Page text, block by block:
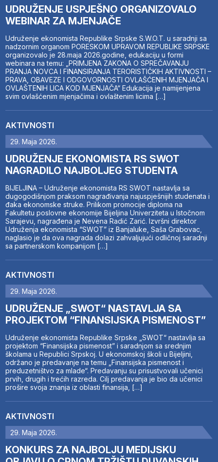
UDRUŽENJE USPJEŠNO ORGANIZOVALO
WEBINAR ZA MJENJAČE
Udruženje ekonomista Republike Srpske S.W.O.T. u saradnji sa
nadzornim organom PORESKOM UPRAVOM REPUBLIKE SRPSKE
organizovalo je 28.maja 2026.godine, edukaciju u formi
webinara na temu: „PRIMJENA ZAKONA O SPREČAVANJU
PRANJA NOVCA I FINANSIRANJA TERORISTIČKIH AKTIVNOSTI –
PRAVA, OBAVEZE I ODGOVORNOSTI OVLAŠĆENIH MJENJAČA I
OVLAŠTENIH LICA KOD MJENJAČA“ Edukacija je namijenjena
svim ovlašćenim mjenjačima i ovlaštenim licima […]
AKTIVNOSTI
29. Maja 2026.
UDRUŽENJE EKONOMISTA RS SWOT
NAGRADILO NAJBOLJEG STUDENTA
BIJELJINA – Udruženje ekonomista RS SWOT nastavlja sa
dugogodišnjom praksom nagrađivanja najuspješnijih studenata i
đaka ekonomske struke. Prilikom promocije diploma na
Fakultetu poslovne ekonomije Bijeljina Univerziteta u Istočnom
Sarajevu, nagrađena je Nevena Radić Zarić. Izvršni direktor
Udruženja ekonomista “SWOT” iz Banjaluke, Saša Grabovac,
naglasio je da ova nagrada dolazi zahvaljujući odličnoj saradnji
sa partnerskom kompanijom […]
AKTIVNOSTI
29. Maja 2026.
UDRUŽENJE „SWOT“ NASTAVLJA SA
PROJEKTOM “FINANSIJSKA PISMENOST”
Udruženje ekonomista Republike Srpske „SWOT“ nastavlja sa
projektom “Finansijska pismenost” i saradnjom sa srednjim
školama u Republici Srpskoj. U ekonomskoj školi u Bijeljini,
održano je predavanje na temu „Finansijska pismenost i
preduzetništvo za mlade“. Predavanju su prisustvovali učenici
prvih, drugih i trećih razreda. Cilj predavanja je bio da učenici
prošire svoja znanja iz oblasti finansija, […]
AKTIVNOSTI
29. Maja 2026.
KONKURS ZA NAJBOLJU MEDIJSKU